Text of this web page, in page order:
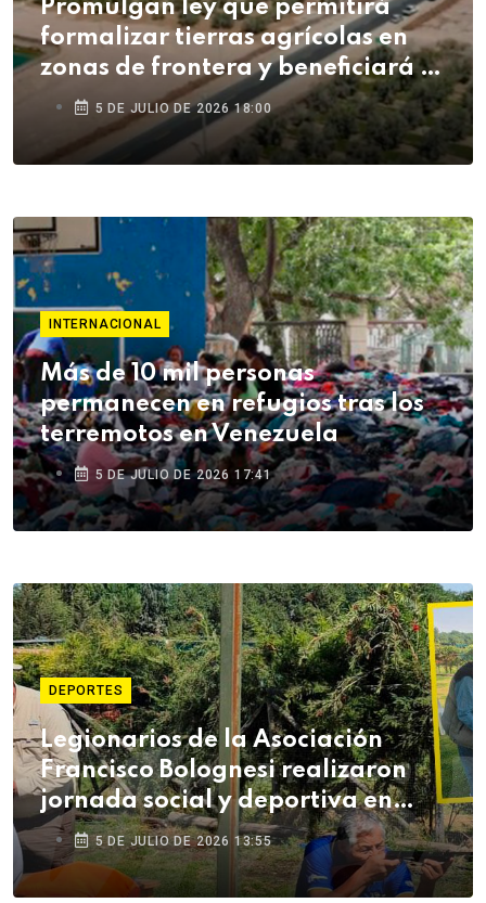
Promulgan ley que permitirá
formalizar tierras agrícolas en
zonas de frontera y beneficiará a
agricultores de Tacna
5 DE JULIO DE 2026 18:00
INTERNACIONAL
Más de 10 mil personas
permanecen en refugios tras los
terremotos en Venezuela
5 DE JULIO DE 2026 17:41
DEPORTES
Legionarios de la Asociación
Francisco Bolognesi realizaron
jornada social y deportiva en
Arequipa
5 DE JULIO DE 2026 13:55